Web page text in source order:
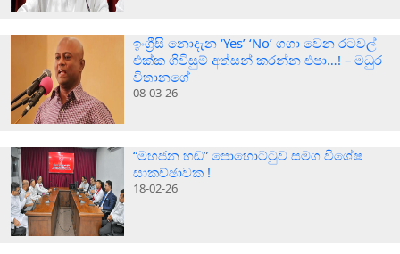
ඉංග්‍රීසි නොදැන ‘Yes’ ‘No’ ගගා වෙන රටවල්
එක්ක ගිවිසුම් අත්සන් කරන්න එපා…! – මධුර
විතානගේ
08-03-26
“මහජන හඬ” පොහොට්ටුව සමග විශේෂ
සාකච්ඡාවක !
18-02-26